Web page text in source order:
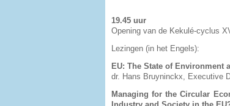
19.45 uur
Opening van de Kekulé-cyclus
Lezingen (in het Engels):
EU: The State of Environment
dr. Hans Bruyninckx, Executive
Managing for the Circular